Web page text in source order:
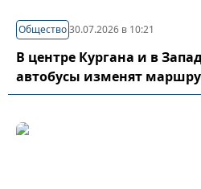
Общество30.07.2026 в 10:21
В центре Кургана и в
автобусы изменят